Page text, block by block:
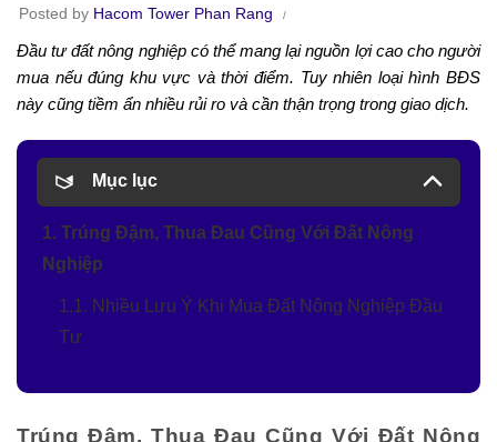
Posted by Hacom Tower Phan Rang
Đầu tư đất nông nghiệp có thể mang lại nguồn lợi cao cho người
mua nếu đúng khu vực và thời điểm. Tuy nhiên loại hình BĐS
này cũng tiềm ẩn nhiều rủi ro và cần thận trọng trong giao dịch.
Mục lục
1. Trúng Đậm, Thua Đau Cũng Với Đất Nông
Nghiệp
1.1. Nhiều Lưu Ý Khi Mua Đất Nông Nghiệp Đầu
Tư
Trúng Đậm, Thua Đau Cũng Với Đất Nông